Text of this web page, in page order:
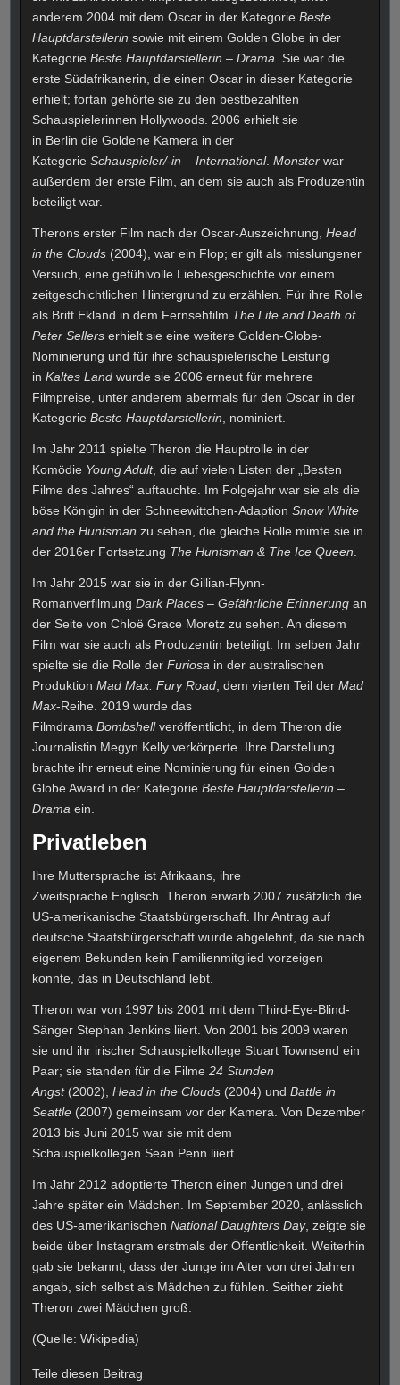
anderem 2004 mit dem Oscar in der KategorieBeste
Hauptdarstellerin sowie mit einem Golden Globe in der
KategorieBeste Hauptdarstellerin – Drama . Sie war die
erste Südafrikanerin, die einen Oscar in dieser Kategorie
erhielt; fortan gehörte sie zu den bestbezahlten
Schauspielerinnen Hollywoods. 2006 erhielt sie
in Berlin die Goldene Kamera in der
KategorieSchauspieler/-in – International.Monster war
außerdem der erste Film, an dem sie auch als Produzentin
beteiligt war.
Therons erster Film nach der Oscar-Auszeichnung,Head
in the Clouds (2004), war ein Flop; er gilt als misslungener
Versuch, eine gefühlvolle Liebesgeschichte vor einem
zeitgeschichtlichen Hintergrund zu erzählen. Für ihre Rolle
als Britt Ekland in dem Fernsehfilm The Life and Death of
Peter Sellers erhielt sie eine weitere Golden-Globe-
Nominierung und für ihre schauspielerische Leistung
inKaltes Land wurde sie 2006 erneut für mehrere
Filmpreise, unter anderem abermals für den Oscar in der
KategorieBeste Hauptdarstellerin , nominiert.
Im Jahr 2011 spielte Theron die Hauptrolle in der
Komödie Young Adult, die auf vielen Listen der „Besten
Filme des Jahres“ auftauchte. Im Folgejahr war sie als die
böse Königin in der Schneewittchen-AdaptionSnow White
and the Huntsman zu sehen, die gleiche Rolle mimte sie in
der 2016er Fortsetzung The Huntsman & The Ice Queen
Im Jahr 2015 war sie in der Gillian-Flynn-
RomanverfilmungDark Places – Gefährliche Erinnerung an
der Seite von Chloë Grace Moretz zu sehen. An diesem
Film war sie auch als Produzentin beteiligt. Im selben Jahr
spielte sie die Rolle derFuriosa in der australischen
ProduktionMad Max: Fury Road , dem vierten Teil derMad
Max-Reihe. 2019 wurde das
FilmdramaBombshellveröffentlicht, in dem Theron die
Journalistin Megyn Kelly verkörperte. Ihre Darstellung
brachte ihr erneut eine Nominierung für einen Golden
Globe Award in der KategorieBeste Hauptdarstellerin –
Drama ein.
Privatleben
Ihre Muttersprache ist Afrikaans, ihre
Zweitsprache Englisch. Theron erwarb 2007 zusätzlich die
US-amerikanische Staatsbürgerschaft. Ihr Antrag auf
deutsche Staatsbürgerschaft wurde abgelehnt, da sie nach
eigenem Bekunden kein Familienmitglied vorzeigen
konnte, das in Deutschland lebt.
Theron war von 1997 bis 2001 mit dem Third-Eye-Blind-
Sänger Stephan Jenkins liiert. Von 2001 bis 2009 waren
sie und ihr irischer Schauspielkollege Stuart Townsend ein
Paar; sie standen für die Filme24 Stunden
Angst(2002),Head in the Clouds (2004) undBattle in
Seattle (2007) gemeinsam vor der Kamera. Von Dezember
2013 bis Juni 2015 war sie mit dem
Schauspielkollegen Sean Penn liiert.
Im Jahr 2012 adoptierte Theron einen Jungen und drei
Jahre später ein Mädchen. Im September 2020, anlässlich
des US-amerikanischenNational Daughters Day, zeigte sie
beide über Instagram erstmals der Öffentlichkeit. Weiterhin
gab sie bekannt, dass der Junge im Alter von drei Jahren
angab, sich selbst als Mädchen zu fühlen. Seither zieht
Theron zwei Mädchen groß.
(Quelle: Wikipedia)
Teile diesen Beitrag